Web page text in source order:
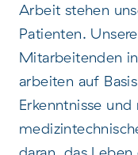
Arbeit stehen
Patienten.
Mitarbeitenden
arbeiten auf
Erkenntnisse